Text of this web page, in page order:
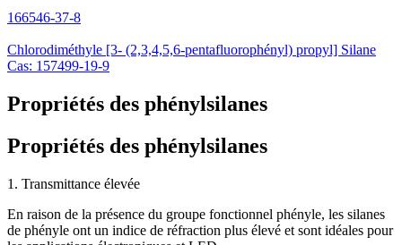
166546-37-8
Chlorodiméthyle [3- (2,3,4,5,6-pentafluorophényl) propyl] Silane
Cas: 157499-19-9
Propriétés des phénylsilanes
Propriétés des phénylsilanes
1. Transmittance élevée
En raison de la présence du groupe fonctionnel phényle, les silanes
de phényle ont un indice de réfraction plus élevé et sont idéales pour